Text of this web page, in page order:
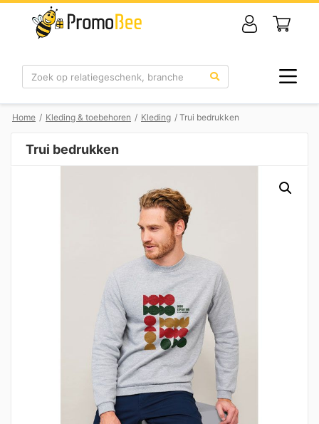
Zoek
Home / Kleding & toebehoren / Kleding / Trui bedrukken
Trui bedrukken